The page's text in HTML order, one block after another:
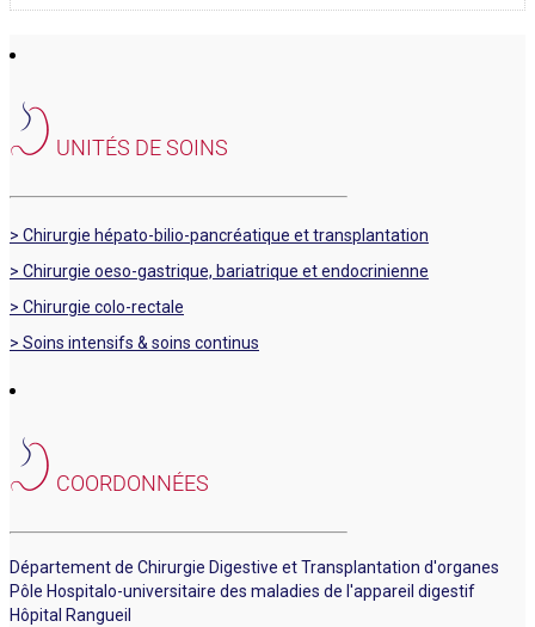
UNITÉS DE SOINS
> Chirurgie hépato-bilio-pancréatique et transplantation
> Chirurgie oeso-gastrique, bariatrique et endocrinienne
> Chirurgie colo-rectale
> Soins intensifs & soins continus
COORDONNÉES
Département de Chirurgie Digestive et Transplantation d'organes
Pôle Hospitalo-universitaire des maladies de l'appareil digestif
Hôpital Rangueil